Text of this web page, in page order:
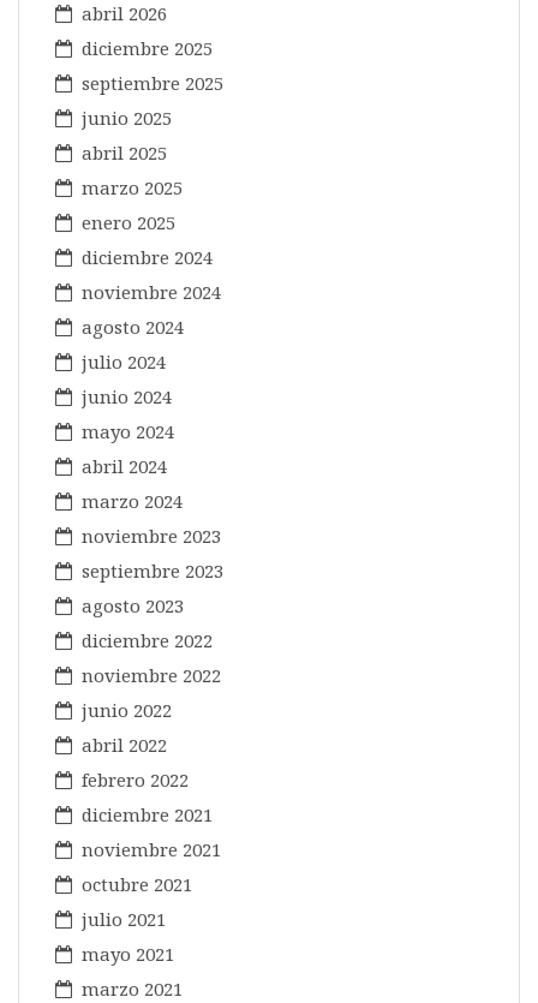
abril 2026
diciembre 2025
septiembre 2025
junio 2025
abril 2025
marzo 2025
enero 2025
diciembre 2024
noviembre 2024
agosto 2024
julio 2024
junio 2024
mayo 2024
abril 2024
marzo 2024
noviembre 2023
septiembre 2023
agosto 2023
diciembre 2022
noviembre 2022
junio 2022
abril 2022
febrero 2022
diciembre 2021
noviembre 2021
octubre 2021
julio 2021
mayo 2021
marzo 2021